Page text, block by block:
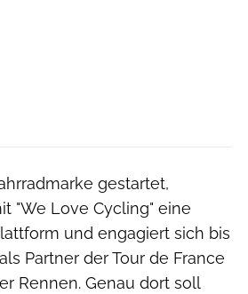
gestartet,
"We Love Cycling" eine
und engagiert sich bis
Partner der Tour de France
Rennen. Genau dort soll